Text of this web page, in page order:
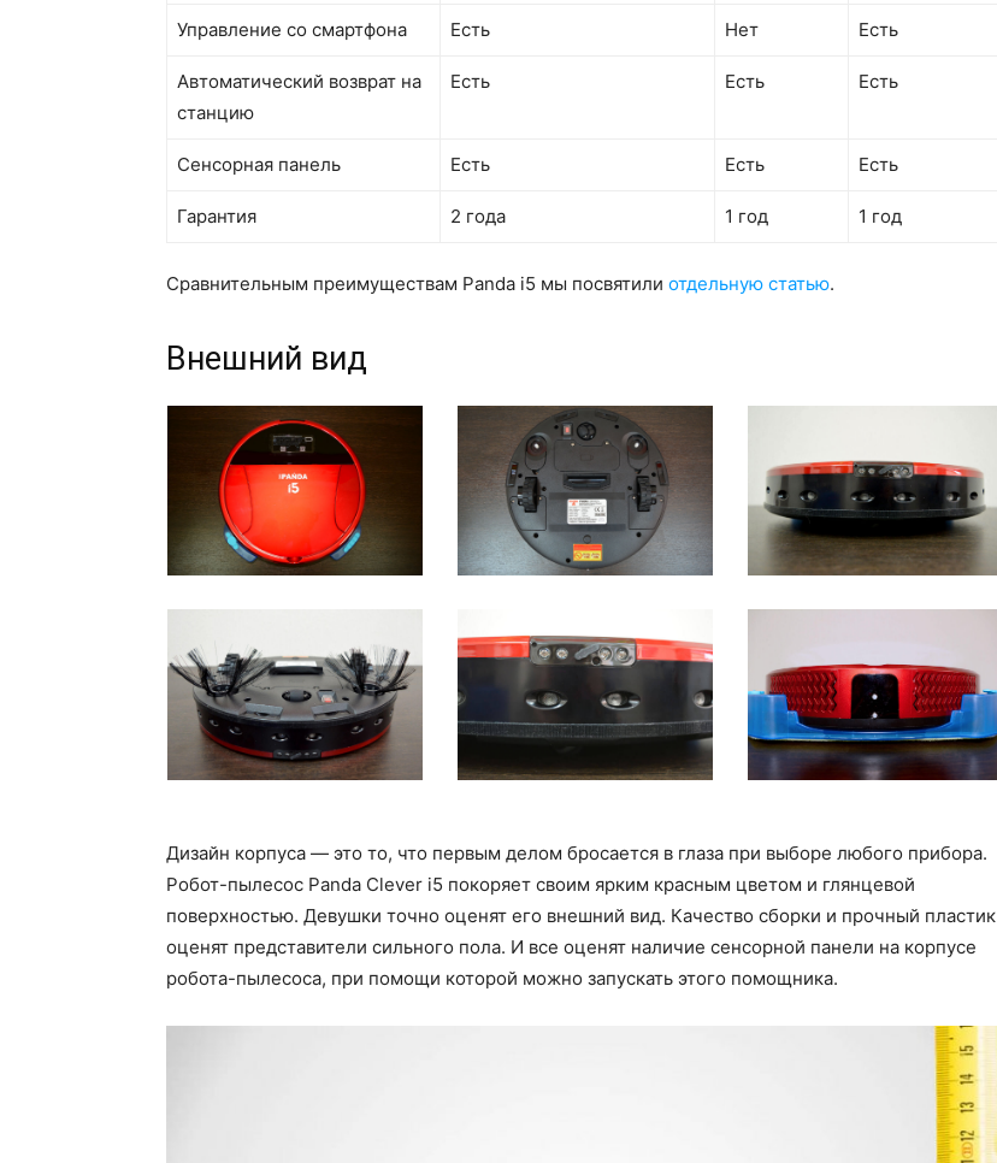
Управление со смартфона Есть Нет Есть
Автоматический возврат на
станцию
Есть Есть Есть
Сенсорная панель Есть Есть Есть
Гарантия 2 года 1 год 1 год
Сравнительным преимуществам Panda i5 мы посвятили отдельную статью.
Внешний вид
Дизайн корпуса — это то, что первым делом бросается в глаза при выборе любого прибора.
Робот-пылесос Panda Clever i5 покоряет своим ярким красным цветом и глянцевой
поверхностью. Девушки точно оценят его внешний вид. Качество сборки и прочный пластик
оценят представители сильного пола. И все оценят наличие сенсорной панели на корпусе
робота-пылесоса, при помощи которой можно запускать этого помощника.